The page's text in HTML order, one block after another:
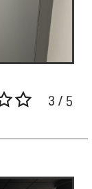
3 / 5